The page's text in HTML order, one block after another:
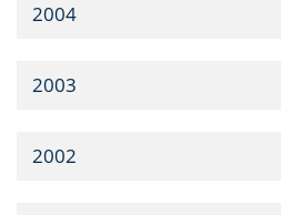
2004
2003
2002